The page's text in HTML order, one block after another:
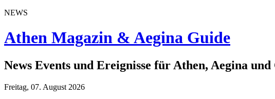
NEWS
Athen Magazin & Aegina Guide
News Events und Ereignisse für Athen, Aegina
Freitag, 07. August 2026